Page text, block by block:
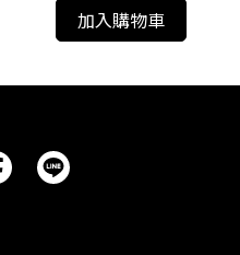
加入購物車